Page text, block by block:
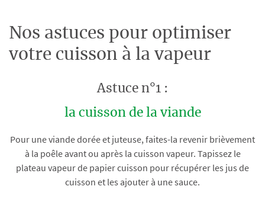
Nos astuces pour optimiser
votre cuisson à la vapeur
Astuce n°1 :
la cuisson de la viande
Pour une viande dorée et juteuse, faites-la revenir brièvement
à la poêle avant ou après la cuisson vapeur. Tapissez le
plateau vapeur de papier cuisson pour récupérer les jus de
cuisson et les ajouter à une sauce.